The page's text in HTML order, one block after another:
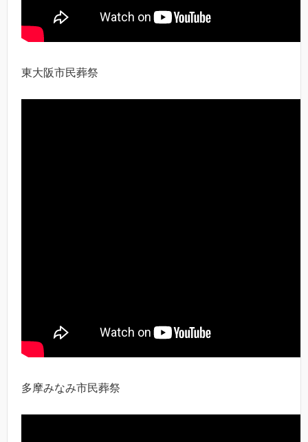
東大阪市民葬祭
多摩みなみ市民葬祭